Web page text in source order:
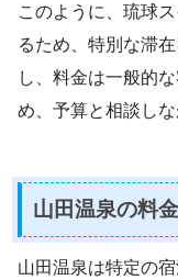
このように、琉球
るため、特別な滞
し、料金は一般的
め、予算と相談し
山田温泉の料
山田温泉は特定の